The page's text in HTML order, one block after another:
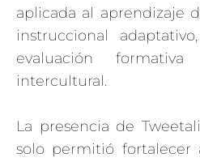
aplicada al aprendizaje
instruccional
evaluación
intercultural.
La presencia de
solo permitió fortalecer